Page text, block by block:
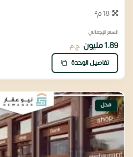
السعر الإجمالي
1.89 مليون ج.م
تفاصيل الوحدة
محل